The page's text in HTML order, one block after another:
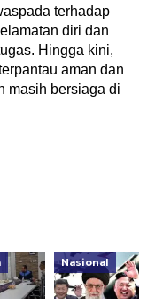
terhadap
diri dan
Hingga kini,
aman dan
masih bersiaga di
Nasional